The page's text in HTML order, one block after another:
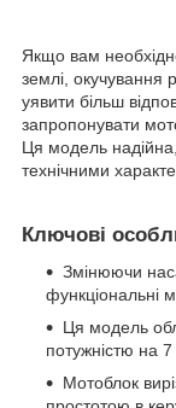
Якщо вам
землі, окучування
уявити більш
запропонувати
Ця модель
технічними
Ключові
Змінюючи
функціональні
Ця модель
потужністю на 7
Мотоблок